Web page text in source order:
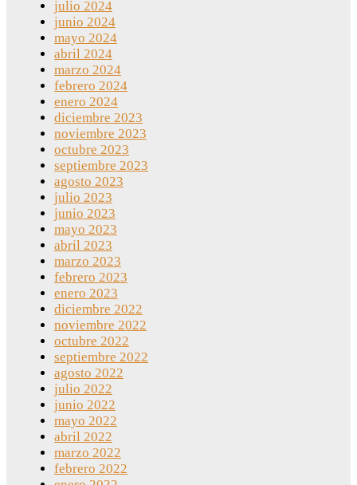
julio 2024
junio 2024
mayo 2024
abril 2024
marzo 2024
febrero 2024
enero 2024
diciembre 2023
noviembre 2023
octubre 2023
septiembre 2023
agosto 2023
julio 2023
junio 2023
mayo 2023
abril 2023
marzo 2023
febrero 2023
enero 2023
diciembre 2022
noviembre 2022
octubre 2022
septiembre 2022
agosto 2022
julio 2022
junio 2022
mayo 2022
abril 2022
marzo 2022
febrero 2022